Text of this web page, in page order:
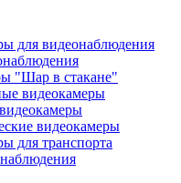
для видеонаблюдения
"Шар в стакане"
видеокамеры
видеокамеры
для транспорта